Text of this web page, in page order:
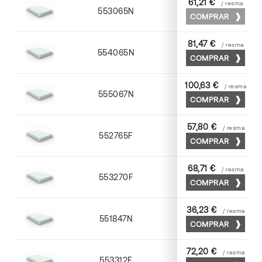
553065N 65 x 90
61,21 € / resma
COMPRAR
554065N 65 x 90
81,47 € / resma
COMPRAR
555067N 65 x 90
100,63 € / resma
COMPRAR
552765F 65 x 90
57,80 € / resma
COMPRAR
553270F 70 x 100
68,71 € / resma
COMPRAR
551847N 45 x 64
36,23 € / resma
COMPRAR
72,20 € / resma